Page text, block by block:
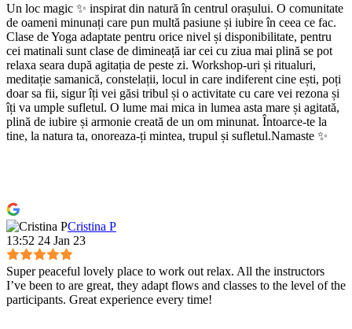
Un loc magic ✨ inspirat din natură în centrul orașului. O comunitate
de oameni minunați care pun multă pasiune și iubire în ceea ce fac.
Clase de Yoga adaptate pentru orice nivel și disponibilitate, pentru
cei matinali sunt clase de dimineață iar cei cu ziua mai plină se pot
relaxa seara după agitația de peste zi. Workshop-uri și ritualuri,
meditație samanică, constelații, locul in care indiferent cine ești, poți
doar sa fii, sigur îți vei găsi tribul și o activitate cu care vei rezona și
îți va umple sufletul. O lume mai mica in lumea asta mare și agitată,
plină de iubire și armonie creată de un om minunat. Întoarce-te la
tine, la natura ta, onoreaza-ți mintea, trupul și sufletul.Namaste ✨
Cristina P
13:52 24 Jan 23
Super peaceful lovely place to work out relax. All the instructors
I’ve been to are great, they adapt flows and classes to the level of the
participants. Great experience every time!